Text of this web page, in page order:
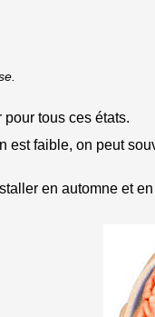
tous ces états.
est faible, on peut
en automne et